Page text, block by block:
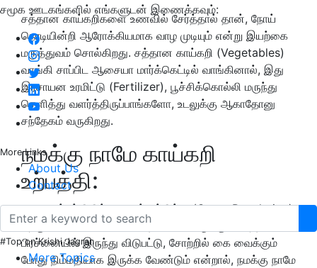
சமூக ஊடகங்களில் எங்களுடன் இணைக்கவும்:
More Links
About Us
Contact
#Top on Krishi Jagran
More Topics
சத்தான காய்கறிகளை உணவில் சேர்த்தால் தான், நோய்
நொடியின்றி ஆரோக்கியமாக வாழ முடியும் என்று இயற்கை
மருத்துவம் சொல்கிறது. சத்தான காய்கறி (Vegetables)
வாங்கி சாப்பிட ஆசையா மார்க்கெட்டில் வாங்கினால், இது
இரசாயன உரமிட்டு (Fertilizer), பூச்சிக்கொல்லி மருந்து
தெளித்து வளர்த்திருப்பாங்களோ, உடலுக்கு ஆகாதோனு
சந்தேகம் வருகிறது.
நமக்கு நாமே காய்கறி
உற்பத்தி:
உணவு உற்பத்தியில் பசுமைப்புரட்சிக்கு (Green Revolution)
பிறகு, ரசாயன பயன்பாடு அதிகமாக இருக்கும். இந்த
பிரச்னையில் இருந்து விடுபட்டு, சோற்றில் கை வைக்கும்
போது நிம்மதியாக இருக்க வேண்டும் என்றால், நமக்கு நாமே